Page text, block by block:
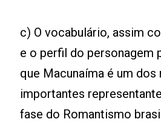
c) O vocabulário, assim
e o perfil do personagem
que Macunaíma é um dos
importantes
fase do Romantismo